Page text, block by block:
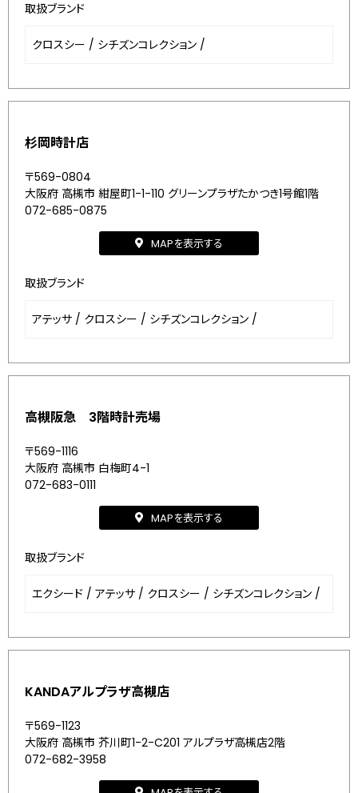
取扱ブランド
クロスシー / シチズンコレクション /
杉岡時計店
〒569-0804
大阪府 高槻市 紺屋町1-1-110 グリーンプラザたかつき1号館1階
072-685-0875
MAPを表示する
取扱ブランド
アテッサ / クロスシー / シチズンコレクション /
高槻阪急 3階時計売場
〒569-1116
大阪府 高槻市 白梅町4-1
072-683-0111
MAPを表示する
取扱ブランド
エクシード / アテッサ / クロスシー / シチズンコレクション /
KANDAアルプラザ高槻店
〒569-1123
大阪府 高槻市 芥川町1-2-C201 アルプラザ高槻店2階
072-682-3958